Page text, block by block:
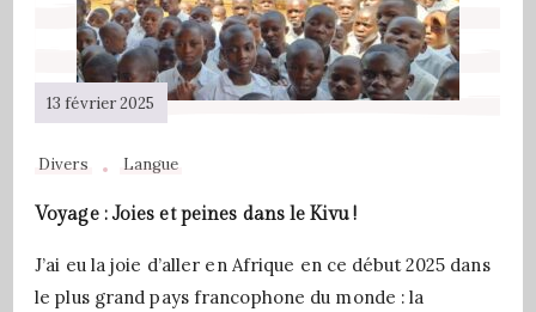
13 février 2025
Divers Langue
Voyage : Joies et peines dans le Kivu !
J’ai eu la joie d’aller en Afrique en ce début 2025 dans
le plus grand pays francophone du monde : la